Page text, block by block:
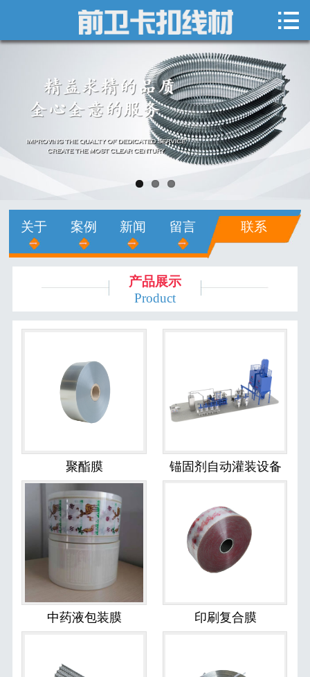
 网站首页
关于我们
新闻中心
产品展示
销售网络
在线留言
联系我们

关于 案例 新闻 留言 联系
产品展示
Product
聚酯膜 锚固剂自动灌装设备
中药液包装膜 印刷复合膜